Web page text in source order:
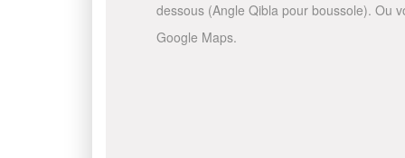
dessous (Angle Qibla pour boussole). Ou
Google Maps.